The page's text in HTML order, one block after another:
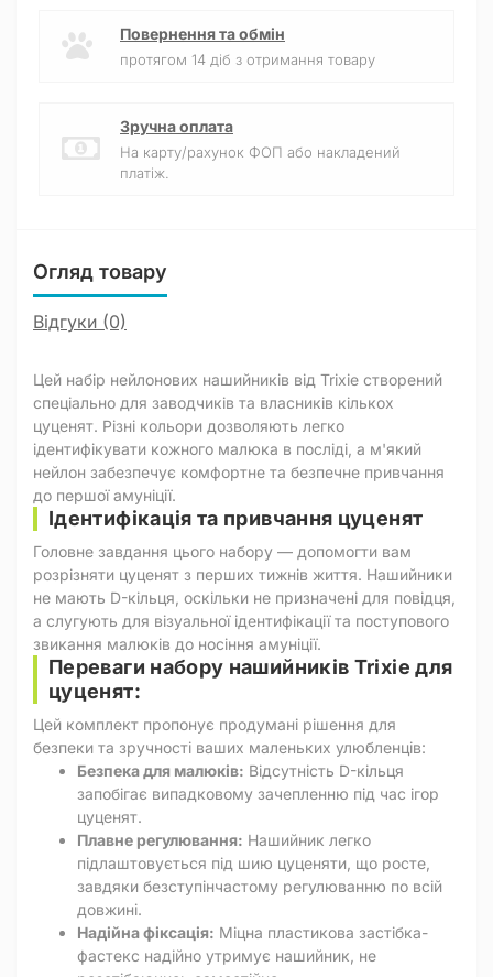
Повернення та обмін
протягом 14 діб з отримання товару
Зручна оплата
На карту/рахунок ФОП або накладений
платіж.
Огляд товару
Відгуки (0)
Цей набір нейлонових нашийників від Trixie створений
спеціально для заводчиків та власників кількох
цуценят. Різні кольори дозволяють легко
ідентифікувати кожного малюка в посліді, а м'який
нейлон забезпечує комфортне та безпечне привчання
до першої амуніції.
Ідентифікація та привчання цуценят
Головне завдання цього набору — допомогти вам
розрізняти цуценят з перших тижнів життя. Нашийники
не мають D-кільця, оскільки не призначені для повідця,
а слугують для візуальної ідентифікації та поступового
звикання малюків до носіння амуніції.
Переваги набору нашийників Trixie для
цуценят:
Цей комплект пропонує продумані рішення для
безпеки та зручності ваших маленьких улюбленців:
Безпека для малюків: Відсутність D-кільця
запобігає випадковому зачепленню під час ігор
цуценят.
Плавне регулювання: Нашийник легко
підлаштовується під шию цуценяти, що росте,
завдяки безступінчастому регулюванню по всій
довжині.
Надійна фіксація: Міцна пластикова застібка-
фастекс надійно утримує нашийник, не